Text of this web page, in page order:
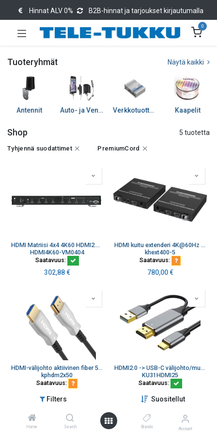
Filters Suositellut
Home Search Brands Account
Hinnat ALV 0% B2B-hinnat ja tarjoukset kirjautumalla
0
Tuoteryhmät Näytä kaikki
Antennit Auto- ja Venetarvikkeet Verkkotuotteet Kaapelit
Shop 5 tuotetta
Tyhjennä suodattimet PremiumCord
HDMI Matriisi 4x4 4K60 HDMI2.0 HDCP1.4 2.2 18Gpbs
HDMI4K60-VM0404
Saatavuus:
302,88€
HDMI kuitu extenderi 4K@60Hz 4:4:4 jopa 40 km, IR, RS232, Audio 3,5mm LC single mode
khext400-5
Saatavuus:
780,00€
HDMI-välijohto aktiivinen fiber 50 m 2.0b 4K@60 Hz 18 Gbps AOC
kphdm2x50
Saatavuus:
144,00
HDMI2.0 -> USB-C välijohto/muunnin 4K@60Hz, 1080p 2 m
KU31HDMI25
Saatavuus:
39,24 €